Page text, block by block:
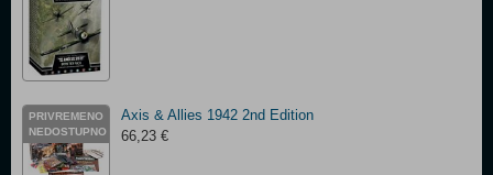
PRIVREMENO
NEDOSTUPNO
Axis & Allies 1942 2nd Edition
66,23 €